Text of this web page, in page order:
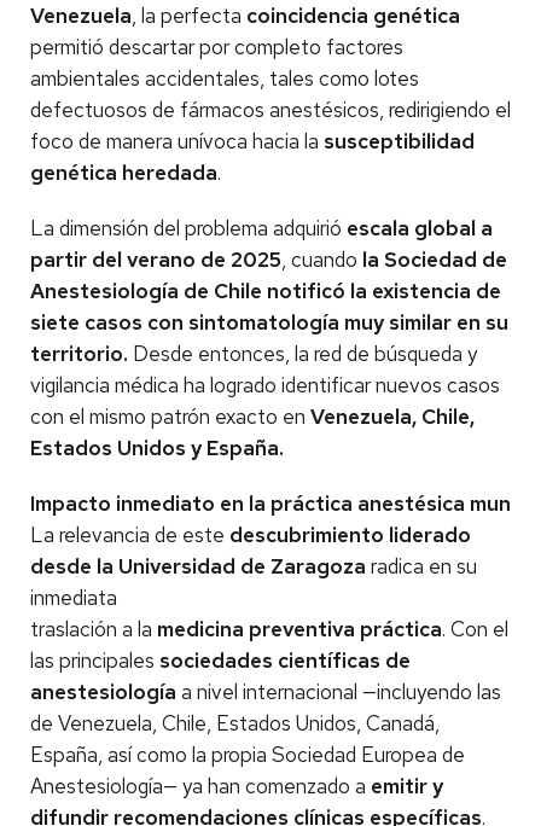
Venezuela, la perfecta coincidencia genética
permitió descartar por completo factores
ambientales accidentales, tales como lotes
defectuosos de fármacos anestésicos, redirigiendo el
foco de manera unívoca hacia la susceptibilidad
genética heredada.
La dimensión del problema adquirió escala global a
partir del verano de 2025, cuando la Sociedad de
Anestesiología de Chile notificó la existencia de
siete casos con sintomatología muy similar en su
territorio. Desde entonces, la red de búsqueda y
vigilancia médica ha logrado identificar nuevos casos
con el mismo patrón exacto en Venezuela, Chile,
Estados Unidos y España.
Impacto inmediato en la práctica anestésica
La relevancia de este descubrimiento liderado
desde la Universidad de Zaragoza radica en su
inmediata
traslación a la medicina preventiva práctica. Con el
las principales sociedades científicas de
anestesiología a nivel internacional —incluyendo las
de Venezuela, Chile, Estados Unidos, Canadá,
España, así como la propia Sociedad Europea de
Anestesiología— ya han comenzado a emitir y
difundir recomendaciones clínicas específicas.